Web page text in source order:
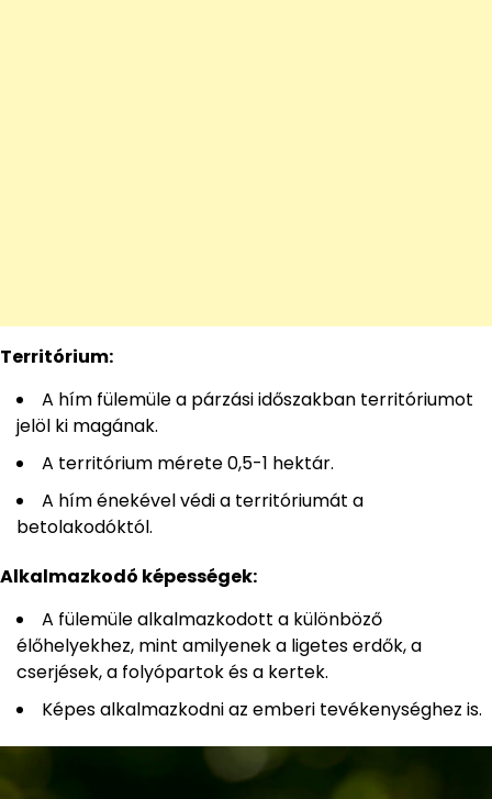
Territórium:
A hím fülemüle a párzási időszakban territóriumot
jelöl ki magának.
A territórium mérete 0,5-1 hektár.
A hím énekével védi a territóriumát a
betolakodóktól.
Alkalmazkodó képességek:
A fülemüle alkalmazkodott a különböző
élőhelyekhez, mint amilyenek a ligetes erdők, a
cserjések, a folyópartok és a kertek.
Képes alkalmazkodni az emberi tevékenységhez is.